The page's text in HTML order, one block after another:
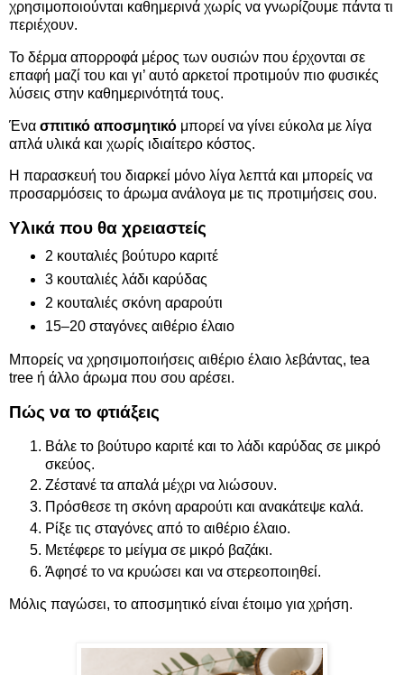
χρησιμοποιούνται καθημερινά χωρίς να γνωρίζουμε πάντα τι
περιέχουν.
Το δέρμα απορροφά μέρος των ουσιών που έρχονται σε
επαφή μαζί του και γι’ αυτό αρκετοί προτιμούν πιο φυσικές
λύσεις στην καθημερινότητά τους.
Ένα σπιτικό αποσμητικό μπορεί να γίνει εύκολα με λίγα
απλά υλικά και χωρίς ιδιαίτερο κόστος.
Η παρασκευή του διαρκεί μόνο λίγα λεπτά και μπορείς να
προσαρμόσεις το άρωμα ανάλογα με τις προτιμήσεις σου.
Υλικά που θα χρειαστείς
2 κουταλιές βούτυρο καριτέ
3 κουταλιές λάδι καρύδας
2 κουταλιές σκόνη αραρούτι
15–20 σταγόνες αιθέριο έλαιο
Μπορείς να χρησιμοποιήσεις αιθέριο έλαιο λεβάντας, tea
tree ή άλλο άρωμα που σου αρέσει.
Πώς να το φτιάξεις
Βάλε το βούτυρο καριτέ και το λάδι καρύδας σε μικρό
σκεύος.
Ζέστανέ τα απαλά μέχρι να λιώσουν.
Πρόσθεσε τη σκόνη αραρούτι και ανακάτεψε καλά.
Ρίξε τις σταγόνες από το αιθέριο έλαιο.
Μετέφερε το μείγμα σε μικρό βαζάκι.
Άφησέ το να κρυώσει και να στερεοποιηθεί.
Μόλις παγώσει, το αποσμητικό είναι έτοιμο για χρήση.